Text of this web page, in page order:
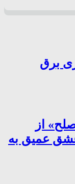
برق
از
عشق عمیق به